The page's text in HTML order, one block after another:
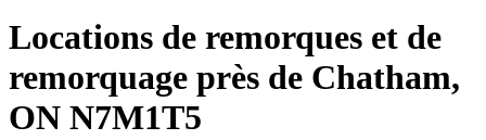
Locations de remorques et de
remorquage près de Chatham,
ON N7M1T5